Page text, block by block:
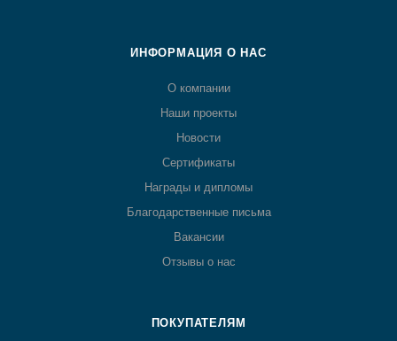
ИНФОРМАЦИЯ О НАС
О компании
Наши проекты
Новости
Сертификаты
Награды и дипломы
Благодарственные письма
Вакансии
Отзывы о нас
ПОКУПАТЕЛЯМ